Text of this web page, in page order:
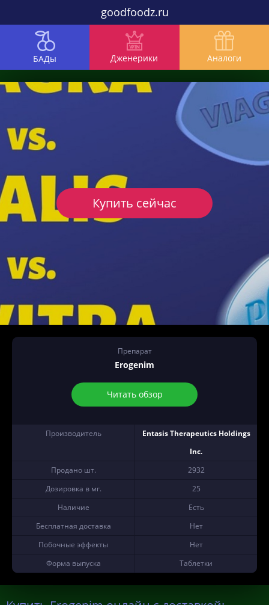
goodfoodz.ru
БАДы Дженерики Аналоги
Препарат
Erogenim
Читать обзор
Производитель
Entasis Therapeutics Holdings
Inc.
Продано шт.
2932
Дозировка в мг.
25
Наличие
Есть
Бесплатная доставка
Нет
Побочные эффекты
Нет
Форма выпуска
Таблетки
Купить сейчас